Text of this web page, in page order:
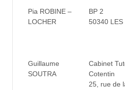
Pia ROBINE –
LOCHER
BP 2
50340 LES
Guillaume
SOUTRA
Cabinet
Cotentin
25, rue de